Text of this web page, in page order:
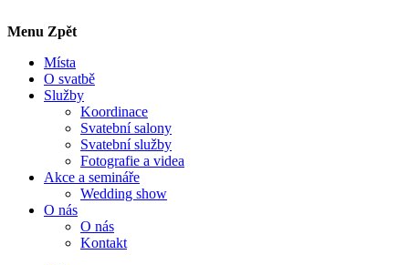
Menu Zpět
Místa
O svatbě
Služby
Koordinace
Svatební salony
Svatební služby
Fotografie a videa
Akce a semináře
Wedding show
O nás
O nás
Kontakt